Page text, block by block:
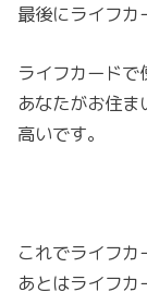
最後にライフカ
ライフカードで
あなたがお住
高いです。
これでライフカ
あとはライフカ